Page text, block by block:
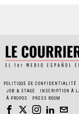
POLITIQUE DE CONFIDENTIALITÉ
JOB & STAGE
INSCRIPTION À
À PROPOS
PRESS ROOM